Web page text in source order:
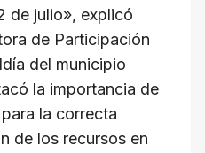
de julio», explicó
de Participación
del municipio
la importancia de
la correcta
de los recursos en